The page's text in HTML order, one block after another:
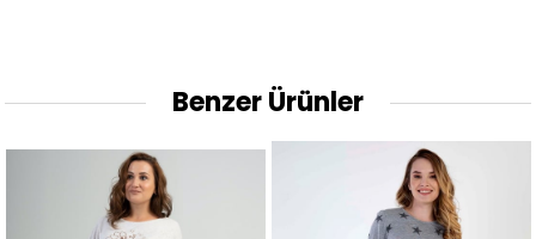
Benzer Ürünler